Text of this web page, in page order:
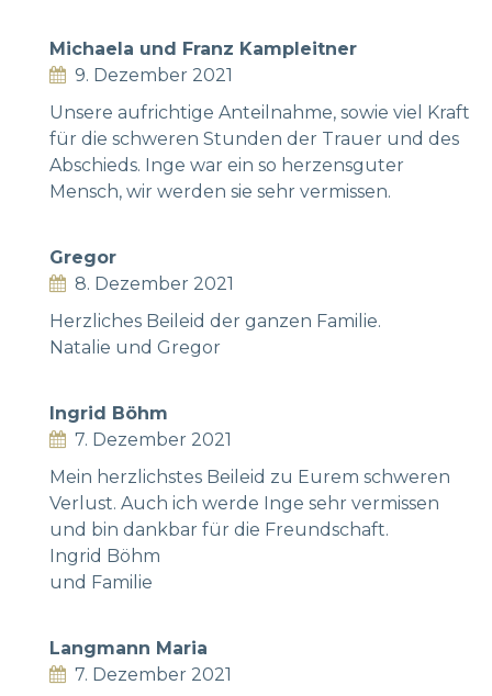
Michaela und Franz Kampleitner
9. Dezember 2021
Unsere aufrichtige Anteilnahme, sowie viel Kraft
für die schweren Stunden der Trauer und des
Abschieds. Inge war ein so herzensguter
Mensch, wir werden sie sehr vermissen.
Gregor
8. Dezember 2021
Herzliches Beileid der ganzen Familie.
Natalie und Gregor
Ingrid Böhm
7. Dezember 2021
Mein herzlichstes Beileid zu Eurem schweren
Verlust. Auch ich werde Inge sehr vermissen
und bin dankbar für die Freundschaft.
Ingrid Böhm
und Familie
Langmann Maria
7. Dezember 2021